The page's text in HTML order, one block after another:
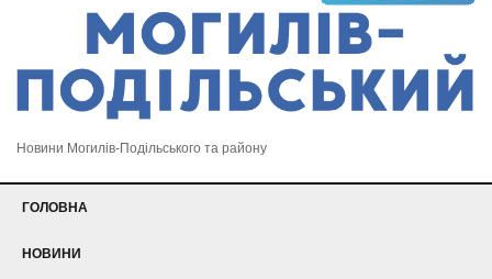
Новини Могилів-Подільського та району
ГОЛОВНА
НОВИНИ